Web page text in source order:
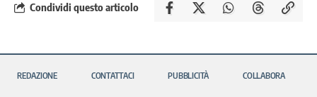
Condividi questo articolo
REDAZIONE CONTATTACI PUBBLICITÀ COLLABORA